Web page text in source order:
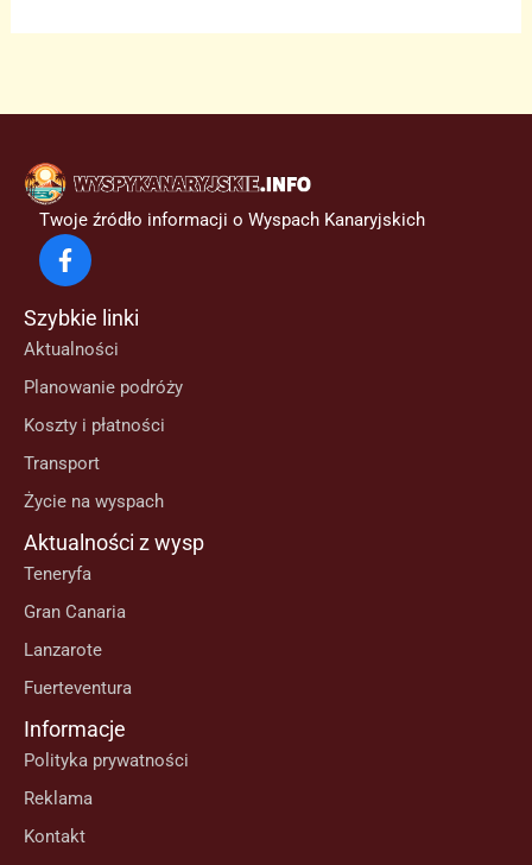
Twoje źródło informacji o Wyspach Kanaryjskich
Szybkie linki
Aktualności
Planowanie podróży
Koszty i płatności
Transport
Życie na wyspach
Aktualności z wysp
Teneryfa
Gran Canaria
Lanzarote
Fuerteventura
Informacje
Polityka prywatności
Reklama
Kontakt